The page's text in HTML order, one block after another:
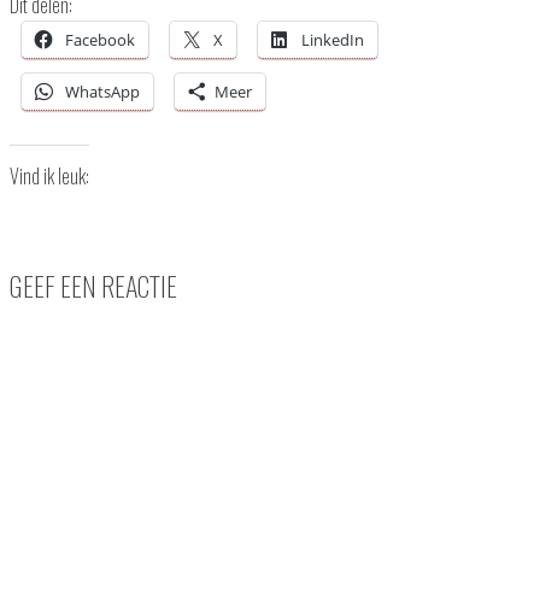
Facebook X LinkedIn
WhatsApp Meer
Vind ik leuk:
GEEF EEN REACTIE